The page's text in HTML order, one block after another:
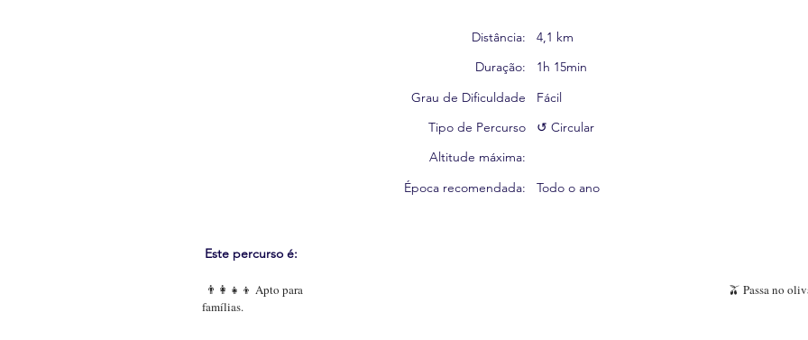
Distância:
4,1 km
Duração:
1h 15min
Grau de Dificuldade
Fácil
Tipo de Percurso
↺ Circular
Altitude máxima:
Época recomendada:
Todo o ano
Este percurso é:
👨‍👩‍👧‍👦 Apto para
famílias.
🫒 Passa no